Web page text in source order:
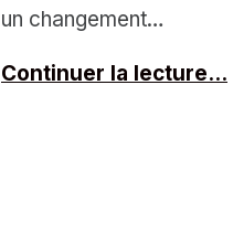
un changement…
Continuer la lecture…